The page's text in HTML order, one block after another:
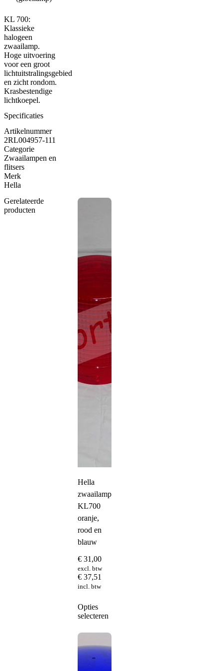
KL 700:
Klassieke
halogeen
zwaailamp.
Hoge uitvoering
voor een groot
lichtuitstralingsgebied
en zicht rondom.
Krasbestendige
lichtkoepel.
Specificaties
Artikelnummer
2RL004957-111
Categorie
Zwaailampen en
flitsers
Merk
Hella
Gerelateerde
producten
Hella
zwaailampkap
KL700
oranje,
rood en
blauw
€ 31,00
excl. btw
€ 37,51
incl. btw
Opties
selecteren
meerdere
Deze